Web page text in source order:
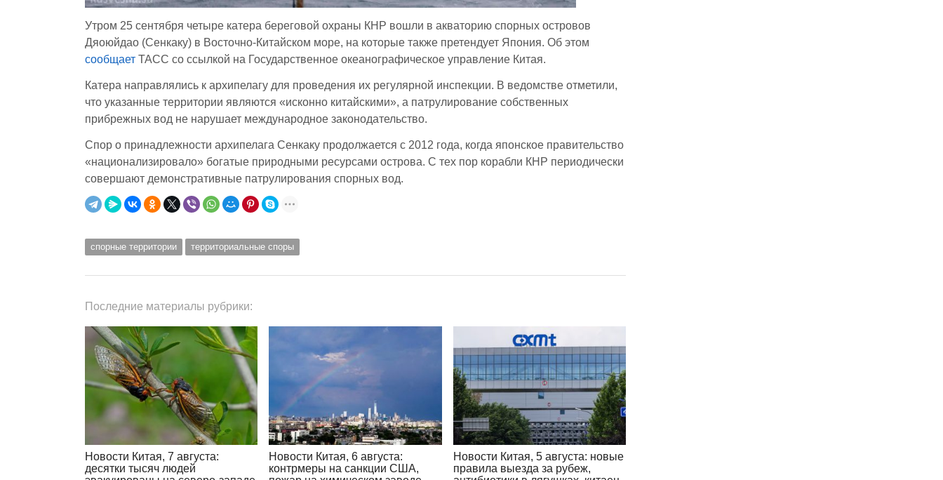
Утром 25 сентября четыре катера береговой охраны КНР вошли в акваторию спорных островов
Дяоюйдао (Сенкаку) в Восточно-Китайском море, на которые также претендует Япония. Об этом
сообщает ТАСС со ссылкой на Государственное океанографическое управление Китая.
Катера направлялись к архипелагу для проведения их регулярной инспекции. В ведомстве отметили,
что указанные территории являются «исконно китайскими», а патрулирование собственных
прибрежных вод не нарушает международное законодательство.
Спор о принадлежности архипелага Сенкаку продолжается с 2012 года, когда японское правительство
«национализировало» богатые природными ресурсами острова. С тех пор корабли КНР периодически
совершают демонстративные патрулирования спорных вод.
спорные территории территориальные споры
Последние материалы рубрики:
Новости Китая, 7 августа:
десятки тысяч людей
Новости Китая, 6 августа:
контрмеры на санкции США,
Новости Китая, 5 августа: новые
правила выезда за рубеж,